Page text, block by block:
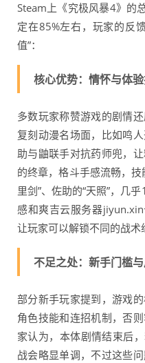
Steam上《究极风暴4》的
定在85%左右，玩家的反
值”：
核心优势：情怀与体
多数玩家称赞游戏的剧情
复刻动漫名场面，比如鸣
助与鼬联手对抗药师兜，
的终章，格斗手感流畅，
里剑”、佐助的“天照”，几
感和爽吉云服务器jiyun.xin
让玩家可以解锁不同的战术
不足之处：新手门槛
部分新手玩家提到，游戏
角色技能和连招机制，否
家认为，本体剧情结束后
战会略显单调，不过这些